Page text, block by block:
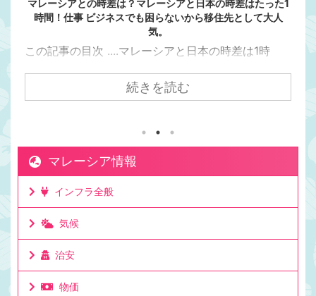
マレーシアとの時差は？マレーシアと日本の時差はたった1
時間！仕事 ビジネスでも困らないから移住先として大人
気。
この記事の目次 ....マレーシアと日本の時差は1時
アラルンプールまで飛行機で7時間かかるけど時差は
1時間。マレーシアが移住先として人気の理由は時差
絡を取りやすい時差。移住して日本と仕事をしてい
る人もたくさんいる理由。ビジネスでリアルタイム
に連絡が取れるのは利点。ミーティングの時間も決
めやすいお昼休みの感覚も大体似た時間なのでわか
けど問題なし。時差としてはたった一時間 ...
続きを読む
マレーシア情報
インフラ全般
気候
治安
物価